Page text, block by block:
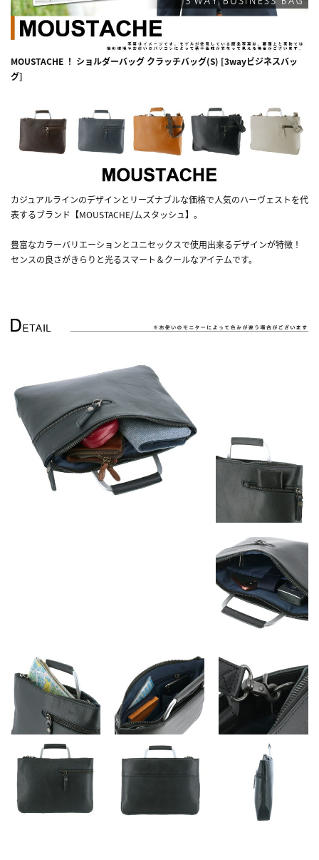
MOUSTACHE ！ ショルダーバッグ クラッチバッグ(S) [3wayビジネスバッ
グ]
カジュアルラインのデザインとリーズナブルな価格で人気のハーヴェストを代
表するブランド【MOUSTACHE/ムスタッシュ】。
豊富なカラーバリエーションとユニセックスで使用出来るデザインが特徴！
センスの良さがきらりと光るスマート＆クールなアイテムです。